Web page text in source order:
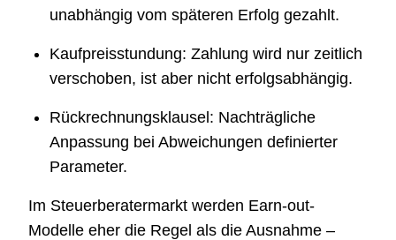
unabhängig vom späteren Erfolg gezahlt.
Kaufpreisstundung: Zahlung wird nur zeitlich
verschoben, ist aber nicht erfolgsabhängig.
Rückrechnungsklausel: Nachträgliche
Anpassung bei Abweichungen definierter
Parameter.
Im Steuerberatermarkt werden Earn-out-
Modelle eher die Regel als die Ausnahme –